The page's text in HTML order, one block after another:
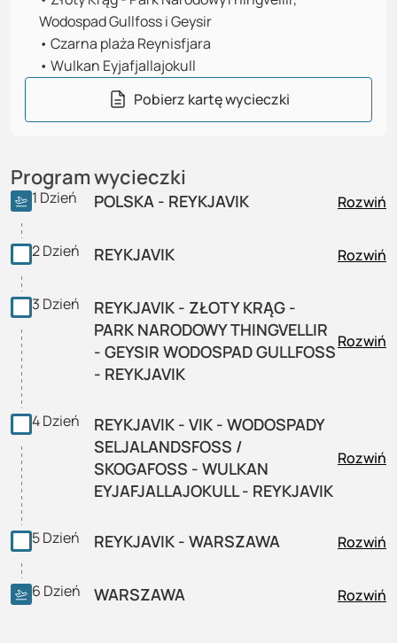
Wodospad Gullfoss i Geysir
• Czarna plaża Reynisfjara
• Wulkan Eyjafjallajokull
Pobierz kartę wycieczki
Program wycieczki
1 Dzień POLSKA - REYKJAVIK Rozwiń
2Dzień REYKJAVIK Rozwiń
3 Dzień
REYKJAVIK - ZŁOTY KRĄG -
PARK NARODOWY THINGVELLIR
- GEYSIR WODOSPAD GULLFOSS
- REYKJAVIK
Rozwiń
4Dzień
REYKJAVIK - VIK - WODOSPADY
SELJALANDSFOSS /
SKOGAFOSS - WULKAN
EYJAFJALLAJOKULL - REYKJAVIK
Rozwiń
5Dzień REYKJAVIK - WARSZAWA Rozwiń
6 Dzień WARSZAWA Rozwiń